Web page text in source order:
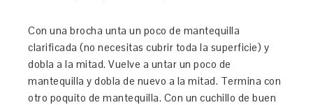
Con una brocha unta un poco de mantequilla
clarificada (no necesitas cubrir toda la superficie) y
dobla a la mitad. Vuelve a untar un poco de
mantequilla y dobla de nuevo a la mitad. Termina con
otro poquito de mantequilla. Con un cuchillo de buen